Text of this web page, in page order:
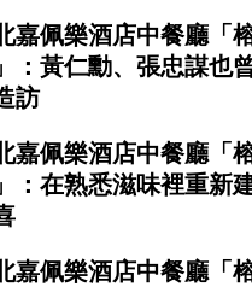
嘉佩樂酒店中餐廳「
：黃仁勳、張忠謀也
訪
嘉佩樂酒店中餐廳「
：在熟悉滋味裡重新
嘉佩樂酒店中餐廳「